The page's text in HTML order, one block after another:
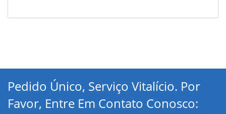
Pedido Único, Serviço Vitalício. Por
Favor, Entre Em Contato Conosco: